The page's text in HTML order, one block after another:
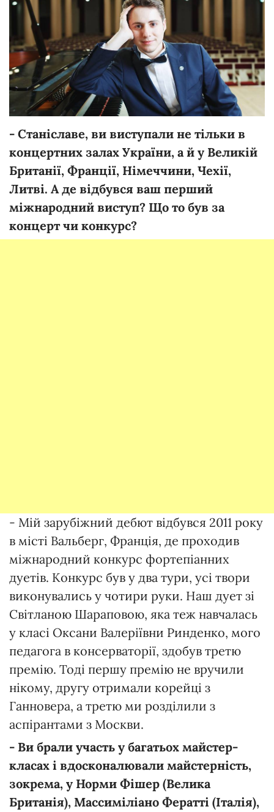
- Станіславе, ви виступали не тільки в
концертних залах України, а й у Великій
Британії, Франції, Німеччини, Чехії,
Литві. А де відбувся ваш перший
міжнародний виступ? Що то був за
концерт чи конкурс?
- Мій зарубіжний дебют відбувся 2011 року
в місті Вальберг, Франція, де проходив
міжнародний конкурс фортепіанних
дуетів. Конкурс був у два тури, усі твори
виконувались у чотири руки. Наш дует зі
Світланою Шараповою, яка теж навчалась
у класі Оксани Валеріївни Ринденко, мого
педагога в консерваторії, здобув третю
премію. Тоді першу премію не вручили
нікому, другу отримали корейці з
Ганновера, а третю ми розділили з
аспірантами з Москви.
- Ви брали участь у багатьох майстер-
класах і вдосконалювали майстерність,
зокрема, у Норми Фішер (Велика
Британія), Массиміліано Фератті (Італія),